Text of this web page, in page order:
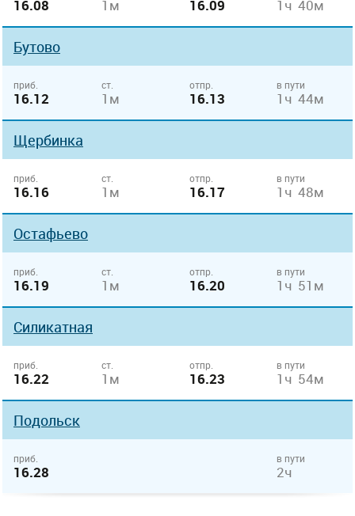
16.08 1м 16.09 1ч 40м
Бутово
приб.
16.12
ст.
1м
отпр.
16.13
в пути
1ч 44м
Щербинка
приб.
16.16
ст.
1м
отпр.
16.17
в пути
1ч 48м
Остафьево
приб.
16.19
ст.
1м
отпр.
16.20
в пути
1ч 51м
Силикатная
приб.
16.22
ст.
1м
отпр.
16.23
в пути
1ч 54м
Подольск
приб.
16.28
в пути
2ч